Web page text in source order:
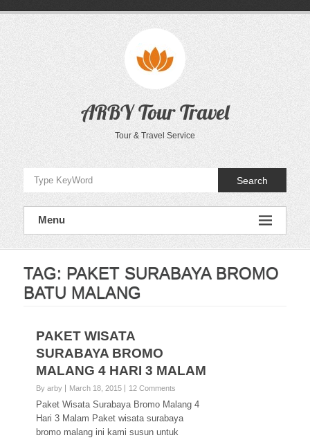
ARBY Tour Travel
Tour & Travel Service
Search
Menu
TAG: PAKET SURABAYA BROMO
BATU MALANG
PAKET WISATA
SURABAYA BROMO
MALANG 4 HARI 3 MALAM
By arby March 18, 2015 12 Comments
Paket Wisata Surabaya Bromo Malang 4
Hari 3 Malam Paket wisata surabaya
bromo malang ini kami susun untuk